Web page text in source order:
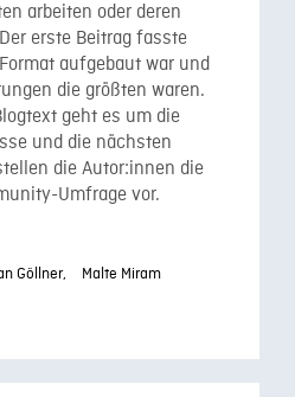
arbeiten oder deren
erste Beitrag fasste
aufgebaut war und
die größten waren.
geht es um die
und die nächsten
die Autor:innen die
Umfrage vor.
Göllner,
Malte Miram